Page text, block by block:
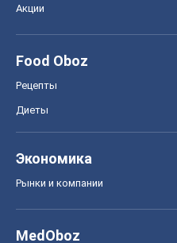
Акции
Food Oboz
Рецепты
Диеты
Экономика
Рынки и компании
MedOboz